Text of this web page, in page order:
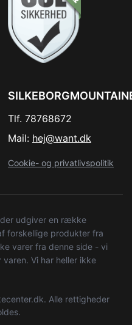
Tlf. 78768672
Mail: hej@want.dk
Cookie- og privatlivspolitik
udgiver en række
forskellige produkter fra
varer fra denne side - vi
Vi har heller ikke
Alle rettigheder